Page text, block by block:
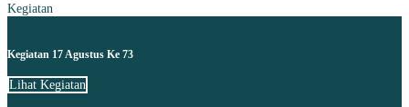
Kegiatan
Kegiatan 17 Agustus Ke 73
Lihat Kegiatan